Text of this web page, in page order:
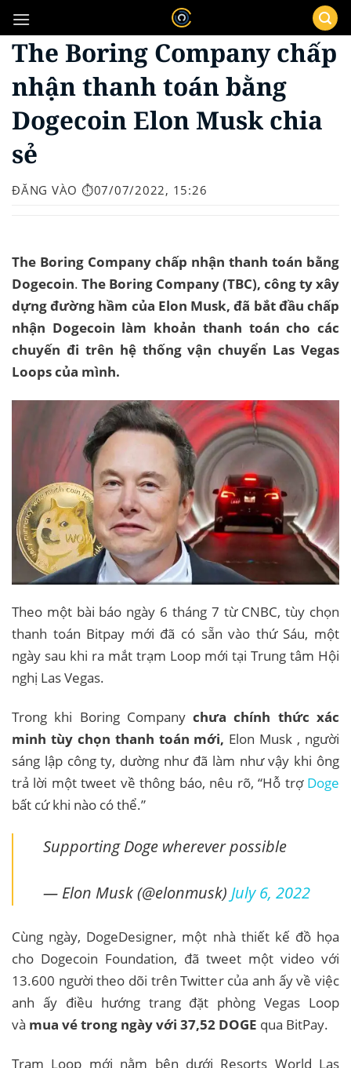
qua
nội
The Boring Company chấp
nhận thanh toán bằng
Dogecoin Elon Musk chia
sẻ
ĐĂNG VÀO ⏱️07/07/2022, 15:26
The Boring Company chấp nhận thanh toán bằng
Dogecoin. The Boring Company (TBC), công ty xây
dựng đường hầm của Elon Musk, đã bắt đầu chấp
nhận Dogecoin làm khoản thanh toán cho các
chuyến đi trên hệ thống vận chuyển Las Vegas
Loops của mình.
Theo một bài báo ngày 6 tháng 7 từ CNBC, tùy chọn
thanh toán Bitpay mới đã có sẵn vào thứ Sáu, một
ngày sau khi ra mắt trạm Loop mới tại Trung tâm Hội
nghị Las Vegas.
Trong khi Boring Companychưa chính thức xác
minh tùy chọn thanh toán mới, Elon Musk , người
sáng lập công ty, dường như đã làm như vậy khi ông
trả lời một tweet về thông báo, nêu rõ, “Hỗ trợ Doge
bất cứ khi nào có thể.”
Supporting Doge wherever possible
— Elon Musk (@elonmusk) July 6, 2022
Cùng ngày, DogeDesigner, một nhà thiết kế đồ họa
cho Dogecoin Foundation, đã tweet một video với
13.600 người theo dõi trên Twitter của anh ấy về việc
anh ấy điều hướng trang đặt phòng Vegas Loop
và mua vé trong ngày với 37,52 DOGE qua BitPay.
Trạm Loop mới nằm bên dưới Resorts World Las